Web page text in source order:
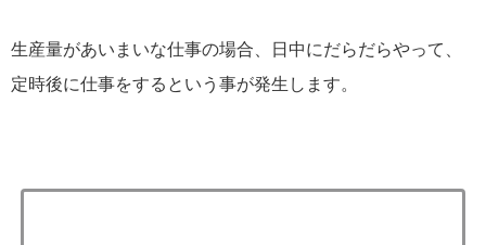
生産量があいまいな仕事の場合、日中にだらだらやって、
定時後に仕事をするという事が発生します。